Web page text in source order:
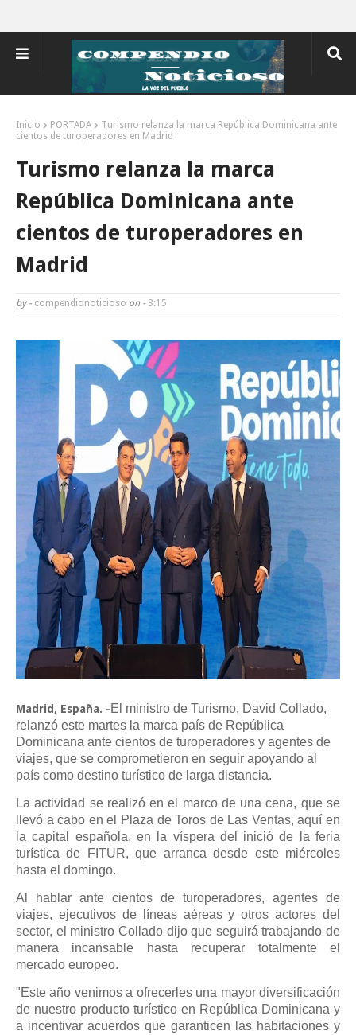
Inicio PORTADA
Turismo relanza la marca República Dominicana ante
cientos de turoperadores en Madrid
Turismo relanza la marca
República Dominicana ante
cientos de turoperadores en
Madrid
by - compendionoticioso on - 3:15
Madrid, España. -El ministro de Turismo, David Collado,
relanzó este martes la marca país de República
Dominicana ante cientos de turoperadores y agentes de
viajes, que se comprometieron en seguir apoyando al
país como destino turístico de larga distancia.
La actividad se realizó en el marco de una cena, que se
llevó a cabo en el Plaza de Toros de Las Ventas, aquí en
la capital española, en la víspera del inició de la feria
turística de FITUR, que arranca desde este miércoles
hasta el domingo.
Al hablar ante cientos de turoperadores, agentes de
viajes, ejecutivos de líneas aéreas y otros actores del
sector, el ministro Collado dijo que seguirá trabajando de
manera incansable hasta recuperar totalmente el
mercado europeo.
"Este año venimos a ofrecerles una mayor diversificación
de nuestro producto turístico en República Dominicana y
a incentivar acuerdos que garanticen las habitaciones y